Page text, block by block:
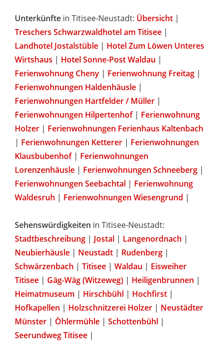
Unterkünfte in Titisee-Neustadt: Übersicht |
Treschers Schwarzwaldhotel am Titisee |
Landhotel Jostalstüble | Hotel Zum Löwen Unteres
Wirtshaus | Hotel Sonne-Post Waldau |
Ferienwohnung Cheny | Ferienwohnung Freitag |
Ferienwohnungen Haldenhäusle |
Ferienwohnungen Hartfelder / Müller |
Ferienwohnungen Hilpertenhof| Ferienwohnung
Holzer | Ferienwohnungen Ferienhaus Kaltenbach
| Ferienwohnungen Ketterer | Ferienwohnungen
Klausbubenhof| Ferienwohnungen
Lorenzenhäusle | Ferienwohnungen Schneeberg |
Ferienwohnungen Seebachtal | Ferienwohnung
Waldesruh | Ferienwohnungen Wiesengrund |
Sehenswürdigkeiten in Titisee-Neustadt:
Stadtbeschreibung | Jostal | Langenordnach |
Neubierhäusle | Neustadt | Rudenberg |
Schwärzenbach | Titisee | Waldau | Eisweiher
Titisee | Gäg-Wäg (Witzeweg) | Heiligenbrunnen |
Heimatmuseum | Hirschbühl | Hochfirst |
Hofkapellen | Holzschnitzerei Holzer | Neustädter
Münster | Öhlermühle | Schottenbühl |
Seerundweg Titisee |